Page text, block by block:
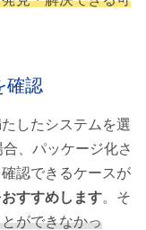
確認
したシステムを選
、パッケージ化さ
認できるケースが
すすめします。そ
ができなかっ